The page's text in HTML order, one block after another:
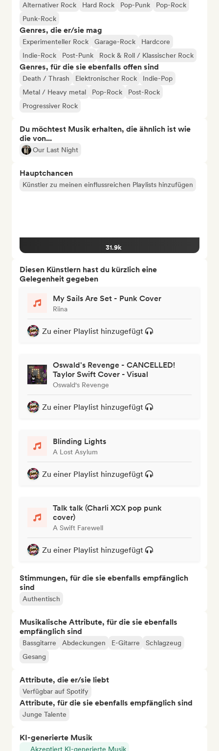
Alternativer Rock Hard Rock Pop-Punk
Pop-Rock
Punk-Rock
Genres, die er/sie mag
Experimenteller Rock Garage-Rock
Hardcore
Indie-Rock
Post-Punk Rock & Roll / Klassischer Rock
Genres, für die sie ebenfalls offen sind
Death / Thrash Elektronischer Rock
Indie-Pop
Metal / Heavy metal
Pop-Rock
Post-Rock
Progressiver Rock
Du möchtest Musik erhalten, die ähnlich ist wie
die von...
Our Last Night
Hauptchancen
Künstler zu meinen einflussreichen Playlists hinzufügen
31.9k
Diesen Künstlern hast du kürzlich eine
Gelegenheit gegeben
My Sails Are Set - Punk Cover
Riina
Zu einer Playlist hinzugefügt
Oswald's Revenge - CANCELLED!
Taylor Swift Cover - Visual
Oswald's Revenge
Zu einer Playlist hinzugefügt
Blinding Lights
A Lost Asylum
Zu einer Playlist hinzugefügt
Talk talk (Charli XCX pop punk
cover)
A Swift Farewell
Zu einer Playlist hinzugefügt
Stimmungen, für die sie ebenfalls empfänglich
sind
Authentisch
Musikalische Attribute, für die sie ebenfalls
empfänglich sind
Bassgitarre Abdeckungen E-Gitarre
Schlagzeug
Gesang
Attribute, die er/sie liebt
Verfügbar auf Spotify
Attribute, für die sie ebenfalls empfänglich sind
Junge Talente
KI-generierte Musik
Akzeptiert KI-generierte Musik